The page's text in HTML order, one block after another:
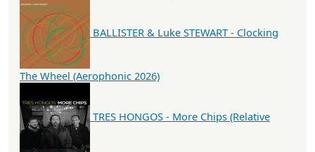
BALLISTER & Luke STEWART - Clocking
The Wheel (Aerophonic 2026)
TRES HONGOS - More Chips (Relative